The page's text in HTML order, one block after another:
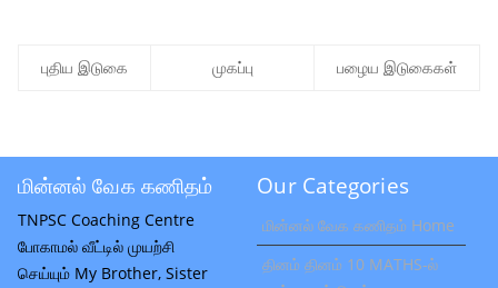
புதிய இடுகை பழைய இடுகைகள்
முகப்பு
மின்னல் வேக கணிதம்
TNPSC Coaching Centre
போகாமல் வீட்டில் முயற்சி
செய்யும் My Brother, Sister
Our Categories
மின்னல் வேக கணிதம் Home
தினம் தினம் 10 MATHS-ல்